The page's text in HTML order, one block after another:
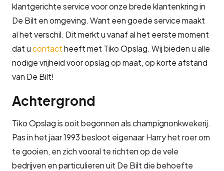
klantgerichte service voor onze brede klantenkring in
De Bilt en omgeving. Want een goede service maakt
al het verschil. Dit merkt u vanaf al het eerste moment
dat ucontactheeft met Tiko Opslag. Wij bieden u alle
nodige vrijheid voor opslag op maat, op korte afstand
van De Bilt!
Achtergrond
Tiko Opslag is ooit begonnen als champignonkwekerij.
Pas in het jaar 1993 besloot eigenaar Harry het roer om
te gooien, en zich vooral te richten op de vele
bedrijven en particulieren uit De Bilt die behoefte